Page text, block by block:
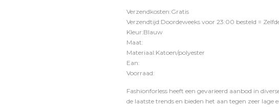
Verzendkosten:Gratis
Verzendtijd:Doordeweeks voor 23:00 besteld =
Kleur:Blauw
Maat:
Materiaal:Katoen/polyester
Ean:
Voorraad:
Fashionforless heeft een gevarieerd aanbod in
de laatste trends en bieden het aan tegen zeer